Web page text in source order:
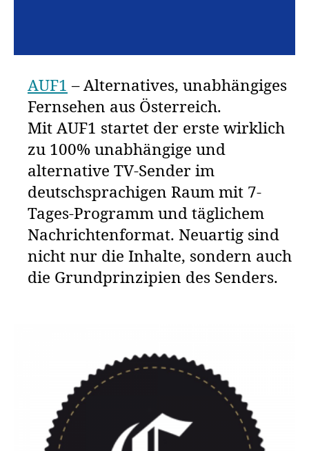
AUF1 – Alternatives, unabhängiges
Fernsehen aus Österreich.
Mit AUF1 startet der erste wirklich
zu 100% unabhängige und
alternative TV-Sender im
deutschsprachigen Raum mit 7-
Tages-Programm und täglichem
Nachrichtenformat. Neuartig sind
nicht nur die Inhalte, sondern auch
die Grundprinzipien des Senders.